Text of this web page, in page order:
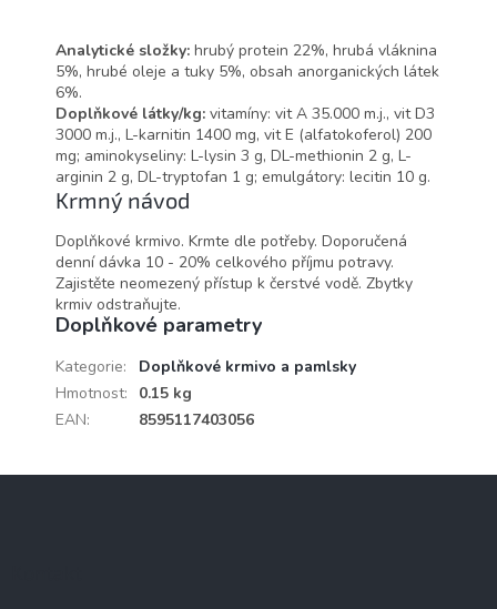
Analytické složky: hrubý protein 22%, hrubá vláknina
5%, hrubé oleje a tuky 5%, obsah anorganických látek
6%.
Doplňkové látky/kg: vitamíny: vit A 35.000 m.j., vit D3
3000 m.j., L-karnitin 1400 mg, vit E (alfatokoferol) 200
mg; aminokyseliny: L-lysin 3 g, DL-methionin 2 g, L-
arginin 2 g, DL-tryptofan 1 g; emulgátory: lecitin 10 g.
Krmný návod
Doplňkové krmivo. Krmte dle potřeby. Doporučená
denní dávka 10 - 20% celkového příjmu potravy.
Zajistěte neomezený přístup k čerstvé vodě. Zbytky
krmiv odstraňujte.
Doplňkové parametry
Kategorie:
Doplňkové krmivo a pamlsky
Hmotnost:
0.15 kg
EAN: 8595117403056